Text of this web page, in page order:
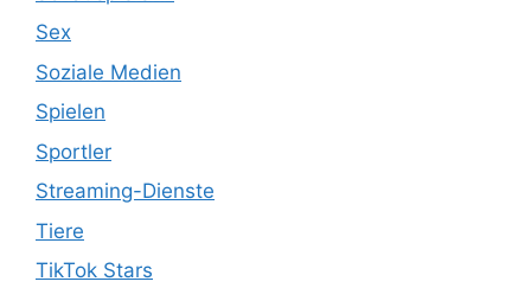
Sex
Soziale Medien
Spielen
Sportler
Streaming-Dienste
Tiere
TikTok Stars